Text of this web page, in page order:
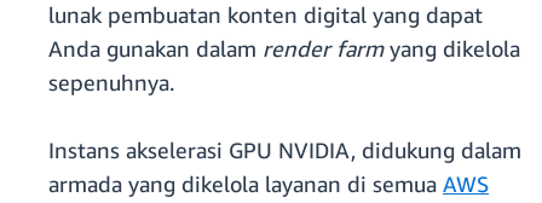
lunak pembuatan konten digital yang dapat
Anda gunakan dalam render farmyang dikelola
sepenuhnya.
Instans akselerasi GPU NVIDIA, didukung dalam
armada yang dikelola layanan di semua AWS